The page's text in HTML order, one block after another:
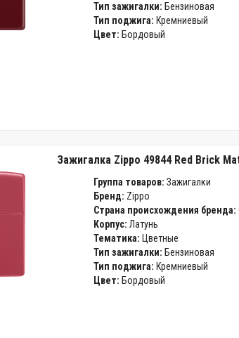
Тип зажигалки: Бензиновая
Тип поджига: Кремниевый
Цвет: Бордовый
Зажигалка Zippo 49844 Red Brick
Группа товаров: Зажигалки
Бренд: Zippo
Страна происхождения бренда:
Корпус: Латунь
Тематика: Цветные
Тип зажигалки: Бензиновая
Тип поджига: Кремниевый
Цвет: Бордовый